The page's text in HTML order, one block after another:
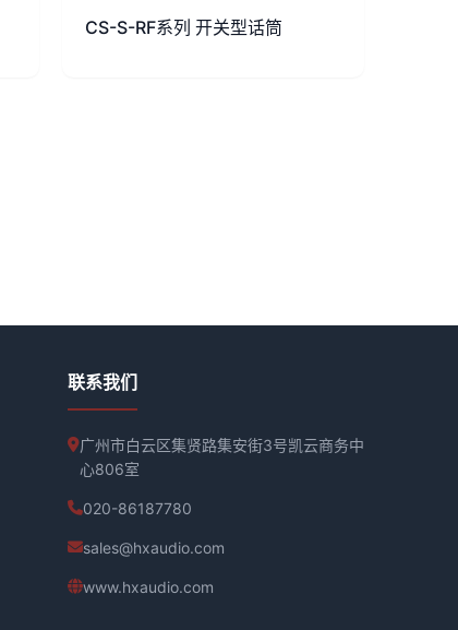
CS-S-RF系列 开关型话筒
联系我们
广州市白云区集贤路集安街3号凯云商务中
心806室
020-86187780
sales@hxaudio.com
www.hxaudio.com